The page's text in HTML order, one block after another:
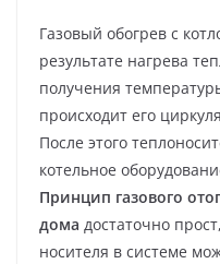
Газовый обогрев с
результате нагрева
получения
происходит его
После этого
котельное
Принцип газового
дома достаточно
носителя в системе